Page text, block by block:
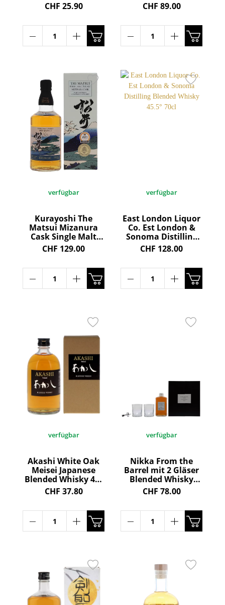
CHF 25.90
CHF 89.00
verfügbar
Kurayoshi The
Matsui Mizanura
Cask Single Malt
Whisky 43° 70cl
CHF 129.00
verfügbar
East London Liquor
Co. Est London &
Sonoma Distilling
Blended Whisky
45.5° 70cl
CHF 128.00
verfügbar
Akashi White Oak
Meisei Japanese
Blended Whisky 40°
50cl
CHF 37.80
verfügbar
Nikka From the
Barrel mit 2 Gläser
Blended Whisky
51.4° 50cl
CHF 78.00